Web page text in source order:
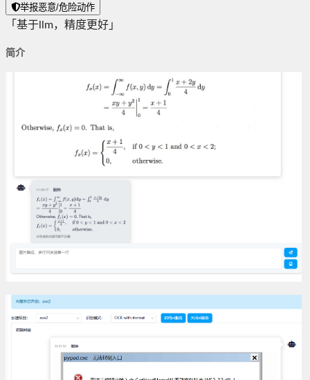
举报恶意/危险动作
「基于llm，精度更好」
简介